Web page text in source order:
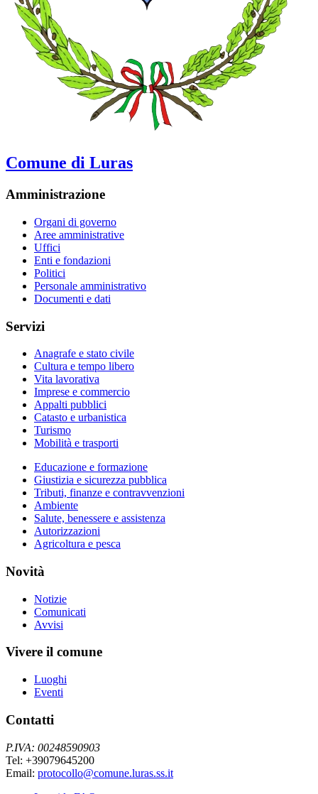
Comune di Luras
Amministrazione
Organi di governo
Aree amministrative
Uffici
Enti e fondazioni
Politici
Personale amministrativo
Documenti e dati
Servizi
Anagrafe e stato civile
Cultura e tempo libero
Vita lavorativa
Imprese e commercio
Appalti pubblici
Catasto e urbanistica
Turismo
Mobilità e trasporti
Educazione e formazione
Giustizia e sicurezza pubblica
Tributi, finanze e contravvenzioni
Ambiente
Salute, benessere e assistenza
Autorizzazioni
Agricoltura e pesca
Novità
Notizie
Comunicati
Avvisi
Vivere il comune
Luoghi
Eventi
Contatti
P.IVA: 00248590903
Tel: +39079645200
Email: protocollo@comune.luras.ss.it